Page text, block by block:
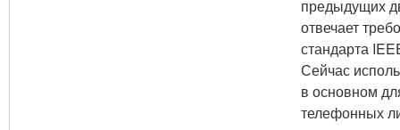
предыдущих
отвечает
стандарта
Сейчас
в основном
телефонных